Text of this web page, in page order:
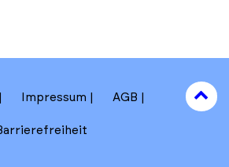
Impressum AGB
to
top